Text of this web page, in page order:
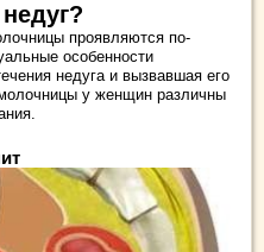
проявляются по-
особенности
недуга и вызвавшая его
у женщин различны